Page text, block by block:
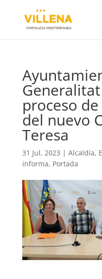
proceso
del nuevo
Teresa
31 Jul, 2023 | Alcaldía,
informa, Portada